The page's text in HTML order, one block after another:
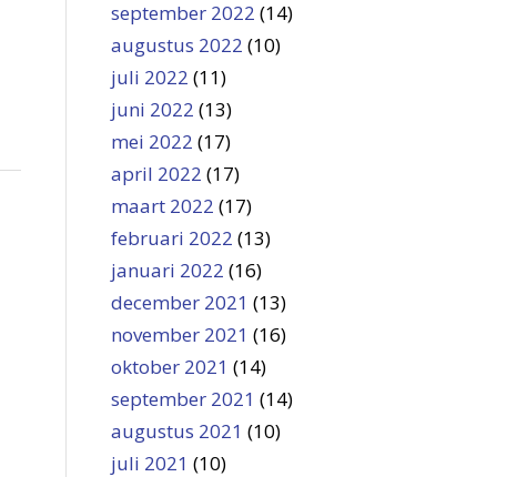
september 2022 (14)
augustus 2022 (10)
juli 2022 (11)
juni 2022 (13)
mei 2022 (17)
april 2022 (17)
maart 2022 (17)
februari 2022 (13)
januari 2022 (16)
december 2021 (13)
november 2021 (16)
oktober 2021 (14)
september 2021 (14)
augustus 2021 (10)
juli 2021 (10)